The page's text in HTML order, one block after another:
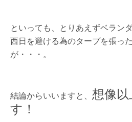
といっても、とりあえずベラン
西日を避ける為のタープを張っ
が・・・。
結論からいいますと、 想像
す！